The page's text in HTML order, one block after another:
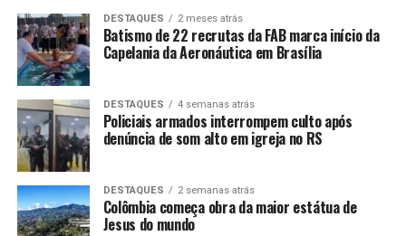
DESTAQUES 2 meses atrás
Batismo de 22 recrutas da FAB marca início da
Capelania da Aeronáutica em Brasília
DESTAQUES 4 semanas atrás
Policiais armados interrompem culto após
denúncia de som alto em igreja no RS
DESTAQUES 2 semanas atrás
Colômbia começa obra da maior estátua de
Jesus do mundo